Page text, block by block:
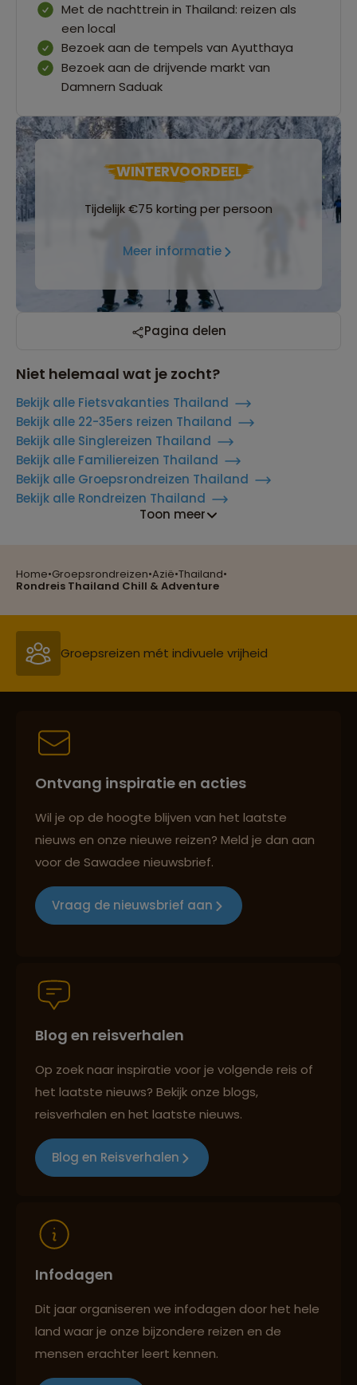
Home•Groepsrondreizen•Azië•Thailand•
Rondreis Thailand Chill & Adventure
Met de nachttrein in Thailand: reizen als
een local
Bezoek aan de tempels van Ayutthaya
Bezoek aan de drijvende markt van
Damnern Saduak
WINTERVOORDEEL
Tijdelijk €75 korting per persoon
Meer informatie
Pagina delen
Niet helemaal wat je zocht?
Bekijk alle Fietsvakanties Thailand
Bekijk alle 22-35ers reizen Thailand
Bekijk alle Singlereizen Thailand
Bekijk alle Familiereizen Thailand
Bekijk alle Groepsrondreizen Thailand
Bekijk alle Rondreizen Thailand
Toon meer
Reizen met oog voor mens, cultuur en milieu
Groepsreizen mét indivuele vrijheid
Persoonlijk en deskundig reisadvies
Reizen met oog voor mens, cultuur en milieu
Persoonlijk en deskundig reisadvies
Best beoordeelde reisroutes
Ontvang inspiratie en acties
Wil je op de hoogte blijven van het laatste
nieuws en onze nieuwe reizen? Meld je dan aan
voor de Sawadee nieuwsbrief.
Vraag de nieuwsbrief aan
Blog en reisverhalen
Op zoek naar inspiratie voor je volgende reis of
het laatste nieuws? Bekijk onze blogs,
reisverhalen en het laatste nieuws.
Blog en Reisverhalen
Infodagen
Dit jaar organiseren we infodagen door het hele
land waar je onze bijzondere reizen en de
mensen erachter leert kennen.